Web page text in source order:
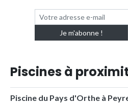
Piscines à
Piscine du Pays d'Orthe à